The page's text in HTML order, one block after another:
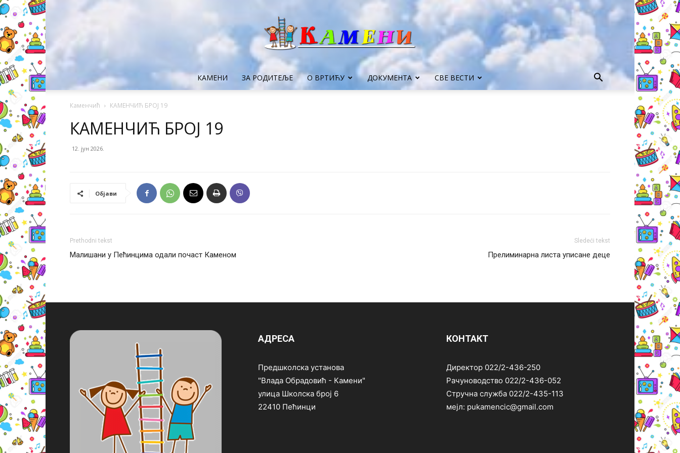
Vrtić
КАМЕНИ ЗА РОДИТЕЉЕ О ВРТИЋУ ДОКУМЕНТА СВЕ ВЕСТИ
Каменчић КАМЕНЧИЋ БРОЈ 19
КАМЕНЧИЋ БРОЈ 19
12. јун 2026.
Објави
Prethodni tekst
Малишани у Пећинцима одали почаст Каменом
Sledeći tekst
Прелиминарна листа уписане деце
АДРЕСА
Предшколска установа
"Влада Обрадовић - Камени"
улица Школска број 6
22410 Пећинци
КОНТАКТ
Директор 022/2-436-250
Рачуноводство 022/2-436-052
Стручна служба 022/2-435-113
мејл: pukamencic@gmail.com